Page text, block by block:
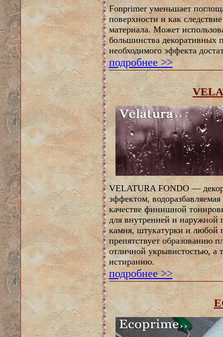
Fonprimer уменьшает
поверхности и как
материала. Может
большинства декоративных
необходимого эффекта
подробнее >>
VELATURA FONDO —
эффектом,
качестве финишной
для внутренней и наружной
камня, штукатурки и любой
препятствует образованию
отличной укрывистостью, а
истиранию.
подробнее >>